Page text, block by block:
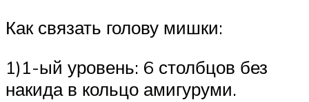
Как связать голову мишки:
1)1-ый уровень: 6 столбцов без
накида в кольцо амигуруми.